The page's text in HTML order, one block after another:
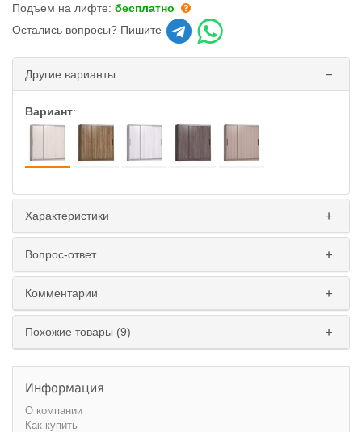
Подъем на лифте: бесплатно
Остались вопросы? Пишите
Другие варианты
Вариант:
Характеристики
Вопрос-ответ
Комментарии
Похожие товары (9)
Информация
О компании
Как купить